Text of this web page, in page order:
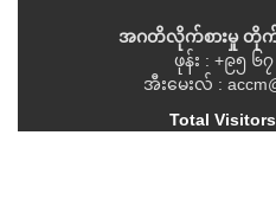
အဂတိလိုက်စားမှု တိုက်
ဖုန်း : +၉၅ ၆
အီးမေးလ် :
Total